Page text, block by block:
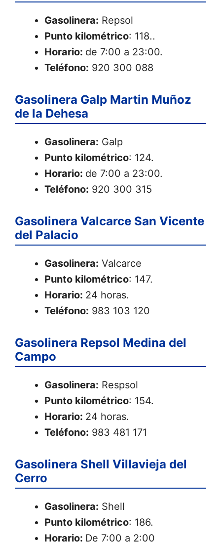
Gasolinera: Repsol
Punto kilométrico: 118..
Horario: de 7:00 a 23:00.
Teléfono: 920 300 088
Gasolinera Galp Martin Muñoz
de la Dehesa
Gasolinera: Galp
Punto kilométrico: 124.
Horario: de 7:00 a 23:00.
Teléfono: 920 300 315
Gasolinera Valcarce San Vicente
del Palacio
Gasolinera: Valcarce
Punto kilométrico: 147.
Horario: 24 horas.
Teléfono: 983 103 120
Gasolinera Repsol Medina del
Campo
Gasolinera: Respsol
Punto kilométrico: 154.
Horario: 24 horas.
Teléfono: 983 481 171
Gasolinera Shell Villavieja del
Cerro
Gasolinera: Shell
Punto kilométrico: 186.
Horario: De 7:00 a 2:00